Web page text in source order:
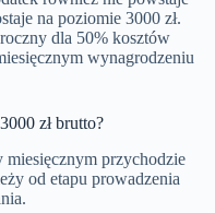
na poziomie 3000 zł.
dla 50% kosztów
wynagrodzeniu
zł brutto?
miesięcznym przychodzie
od etapu prowadzenia